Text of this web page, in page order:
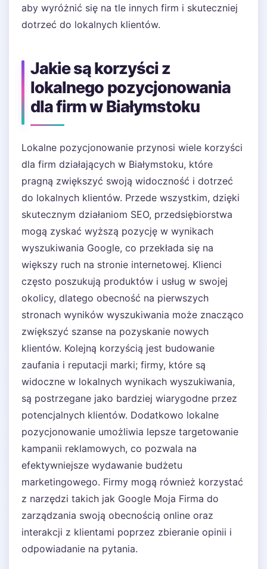
aby wyróżnić się na tle innych firm i skuteczniej
dotrzeć do lokalnych klientów.
Jakie są korzyści z
lokalnego pozycjonowania
dla firm w Białymstoku
Lokalne pozycjonowanie przynosi wiele korzyści
dla firm działających w Białymstoku, które
pragną zwiększyć swoją widoczność i dotrzeć
do lokalnych klientów. Przede wszystkim, dzięki
skutecznym działaniom SEO, przedsiębiorstwa
mogą zyskać wyższą pozycję w wynikach
wyszukiwania Google, co przekłada się na
większy ruch na stronie internetowej. Klienci
często poszukują produktów i usług w swojej
okolicy, dlatego obecność na pierwszych
stronach wyników wyszukiwania może znacząco
zwiększyć szanse na pozyskanie nowych
klientów. Kolejną korzyścią jest budowanie
zaufania i reputacji marki; firmy, które są
widoczne w lokalnych wynikach wyszukiwania,
są postrzegane jako bardziej wiarygodne przez
potencjalnych klientów. Dodatkowo lokalne
pozycjonowanie umożliwia lepsze targetowanie
kampanii reklamowych, co pozwala na
efektywniejsze wydawanie budżetu
marketingowego. Firmy mogą również korzystać
z narzędzi takich jak Google Moja Firma do
zarządzania swoją obecnością online oraz
interakcji z klientami poprzez zbieranie opinii i
odpowiadanie na pytania.